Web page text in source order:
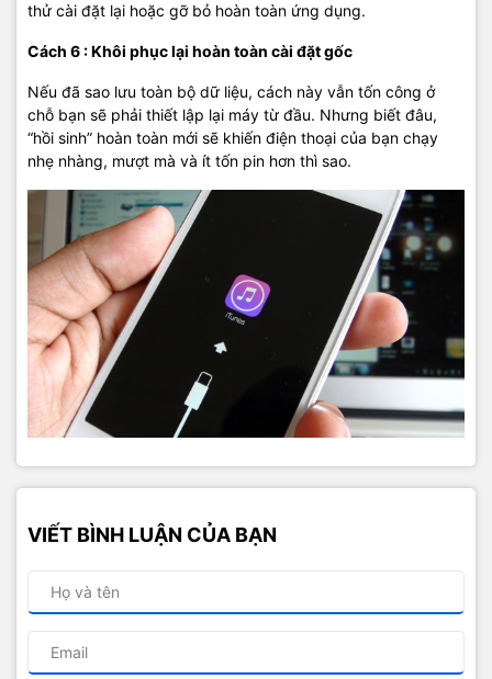
thử cài đặt lại hoặc gỡ bỏ hoàn toàn ứng dụng.
Cách 6 : Khôi phục lại hoàn toàn cài đặt gốc
Nếu đã sao lưu toàn bộ dữ liệu, cách này vẫn tốn công ở
chỗ bạn sẽ phải thiết lập lại máy từ đầu. Nhưng biết đâu,
“hồi sinh” hoàn toàn mới sẽ khiến điện thoại của bạn chạy
nhẹ nhàng, mượt mà và ít tốn pin hơn thì sao.
VIẾT BÌNH LUẬN CỦA BẠN